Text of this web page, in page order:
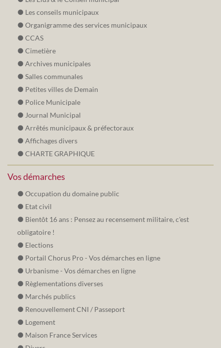
Les conseils municipaux
Organigramme des services municipaux
CCAS
Cimetière
Archives municipales
Salles communales
Petites villes de Demain
Police Municipale
Journal Municipal
Arrêtés municipaux & préfectoraux
Affichages divers
CHARTE GRAPHIQUE
Vos démarches
Occupation du domaine public
Etat civil
Bientôt 16 ans : Pensez au recensement militaire, c'est
obligatoire !
Elections
Portail Chorus Pro - Vos démarches en ligne
Urbanisme - Vos démarches en ligne
Règlementations diverses
Marchés publics
Renouvellement CNI / Passeport
Logement
Maison France Services